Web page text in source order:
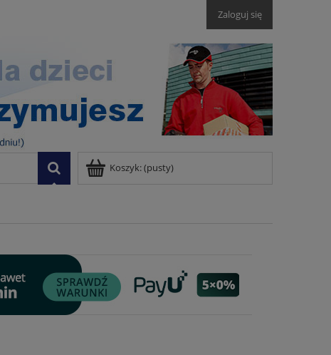
Zaloguj się
Koszyk:(pusty)